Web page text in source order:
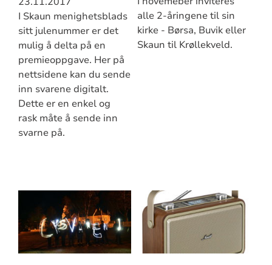
I Skaun menighetsblads
sitt julenummer er det
mulig å delta på en
premieoppgave. Her på
nettsidene kan du sende
inn svarene digitalt.
Dette er en enkel og
rask måte å sende inn
svarne på.
alle 2-åringene til sin
kirke - Børsa, Buvik eller
Skaun til Krøllekveld.